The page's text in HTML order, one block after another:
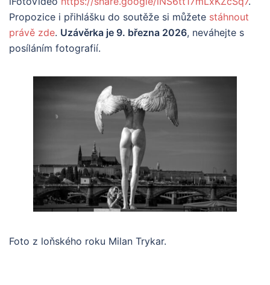
Propozice i přihlášku do soutěže si můžete stáhnout
právě zde. Uzávěrka je 9. března 2026, neváhejte s
posíláním fotografií.
Foto z loňského roku Milan Trykar.